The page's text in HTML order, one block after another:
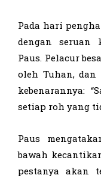
Pada hari
dengan seruan
Paus. Pelacur
oleh Tuhan,
kebenarannya:
setiap roh yang
Paus
bawah
pestanya akan